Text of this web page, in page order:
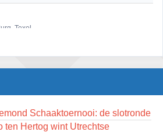
Texel
2026
Schaaktoernooi: de slotronde
ten Hertog wint Utrechtse